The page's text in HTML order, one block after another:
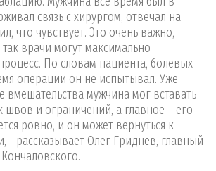
связь с хирургом, отвечал на
что чувствует. Это очень важно,
так врачи могут максимально
По словам пациента, болевых
операции он не испытывал. Уже
вмешательства мужчина мог вставать
швов и ограничений, а главное – его
ровно, и он может вернуться к
- рассказывает Олег Гриднев, главный